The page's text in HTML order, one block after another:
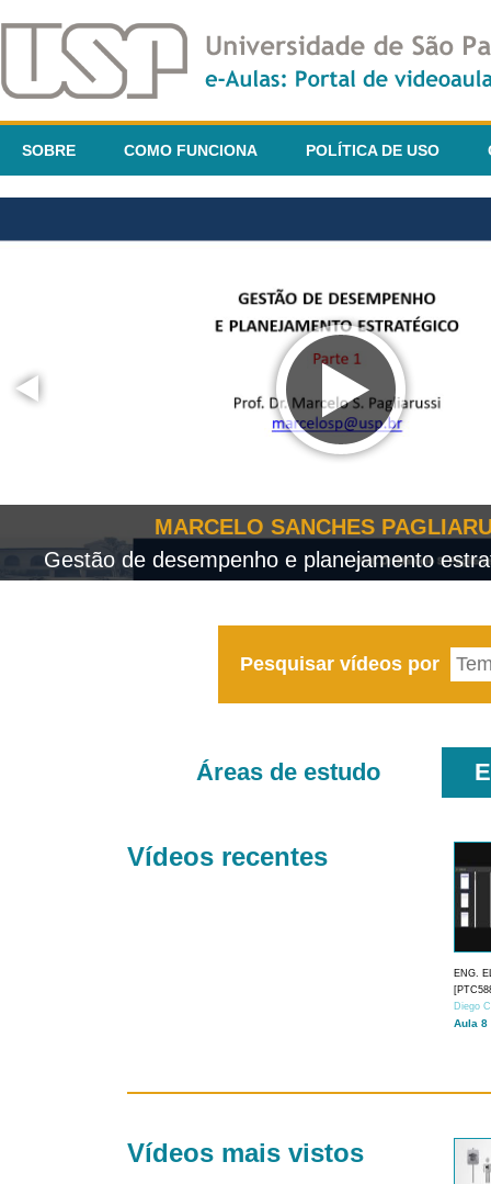
SOBRE COMO FUNCIONA POLÍTICA DE USO
MARCELO SANCHES
Gestão de desempenho e planejamento
Pesquisar vídeos por
Áreas de estudo
Vídeos recentes
ENG.
Diego
Aula 8
Vídeos mais vistos